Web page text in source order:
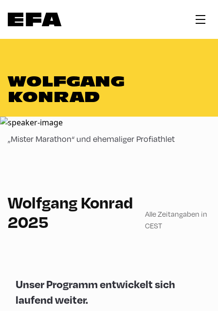
WOLFGANG
KONRAD
„Mister Marathon“ und ehemaliger Profiathlet
Wolfgang Konrad
2025
Alle Zeitangaben in
CEST
Unser Programm entwickelt sich
laufend weiter.